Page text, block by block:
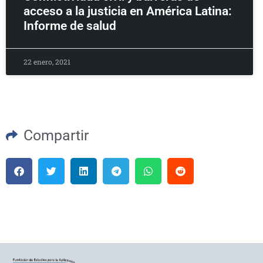
acceso a la justicia en América Latina:
Informe de salud
22 enero, 2021
Compartir